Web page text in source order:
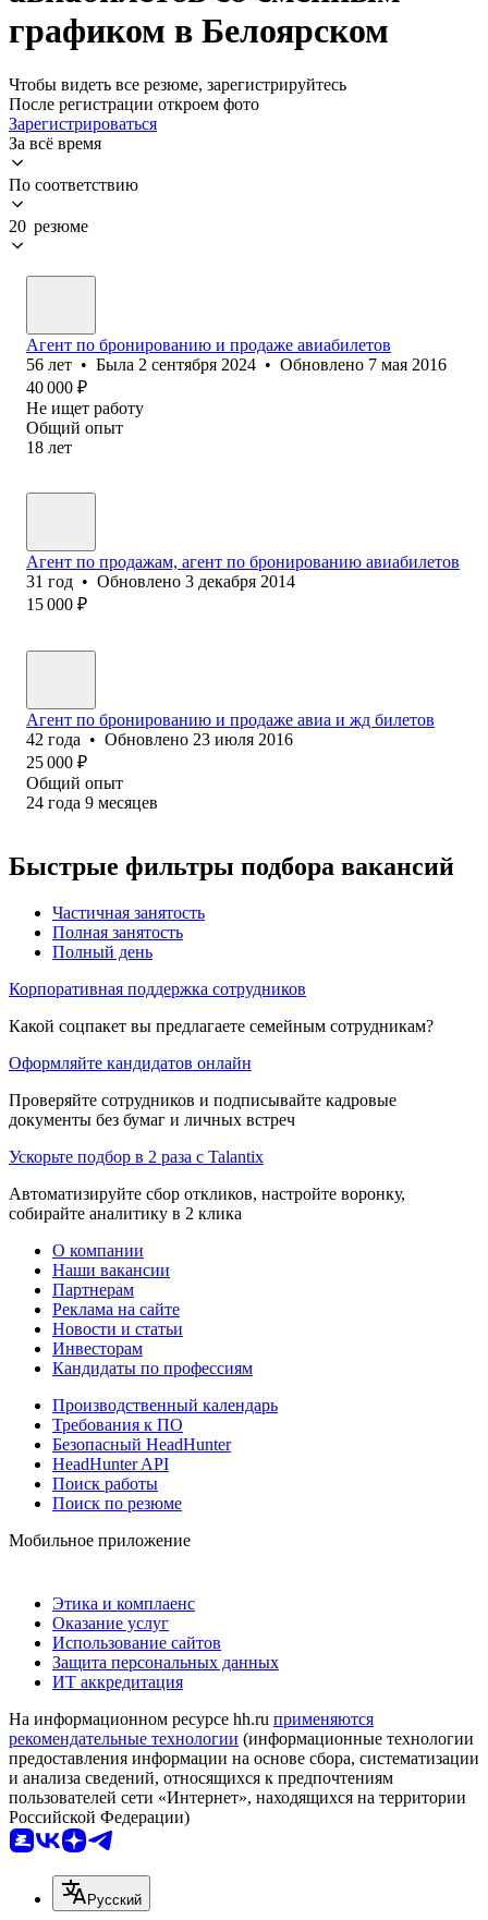
графиком в Белоярском
Чтобы видеть все резюме, зарегистрируйтесь
После регистрации откроем фото
Зарегистрироваться
За всё время
По соответствию
20 резюме
Агент по бронированию и продаже авиабилетов
56 лет • Была 2 сентября 2024 • Обновлено 7 мая 2016
40 000 ₽
Не ищет работу
Общий опыт
18 лет
Агент по продажам, агент по бронированию авиабилетов
31 год • Обновлено 3 декабря 2014
15 000 ₽
Агент по бронированию и продаже авиа и жд билетов
42 года • Обновлено 23 июля 2016
25 000 ₽
Общий опыт
24 года 9 месяцев
Быстрые фильтры подбора вакансий
Частичная занятость
Полная занятость
Полный день
Корпоративная поддержка сотрудников
Какой соцпакет вы предлагаете семейным сотрудникам?
Оформляйте кандидатов онлайн
Проверяйте сотрудников и подписывайте кадровые
документы без бумаг и личных встреч
Ускорьте подбор в 2 раза с Talantix
Автоматизируйте сбор откликов, настройте воронку,
собирайте аналитику в 2 клика
О компании
Наши вакансии
Партнерам
Реклама на сайте
Новости и статьи
Инвесторам
Кандидаты по профессиям
Производственный календарь
Требования к ПО
Безопасный HeadHunter
HeadHunter API
Поиск работы
Поиск по резюме
Мобильное приложение
Этика и комплаенс
Оказание услуг
Использование сайтов
Защита персональных данных
ИТ аккредитация
На информационном ресурсе hh.ru применяются
рекомендательные технологии (информационные технологии
предоставления информации на основе сбора, систематизации
и анализа сведений, относящихся к предпочтениям
пользователей сети «Интернет», находящихся на территории
Российской Федерации)
Русский